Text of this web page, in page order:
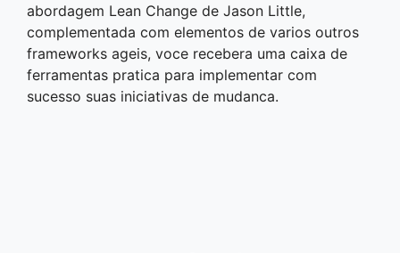
abordagem Lean Change de Jason Little,
complementada com elementos de varios outros
frameworks ageis, voce recebera uma caixa de
ferramentas pratica para implementar com
sucesso suas iniciativas de mudanca.